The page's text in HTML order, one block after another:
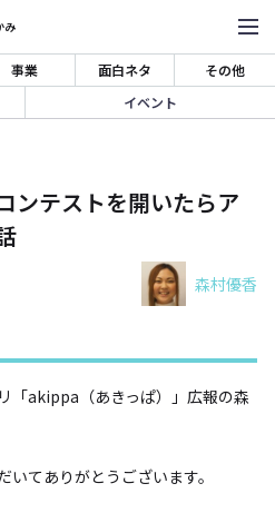
み
事業 面白ネタ
その他
イベント
ンテストを開いたらア
森村優香
「akippa（あきっぱ）」広報の森
てありがとうございます。